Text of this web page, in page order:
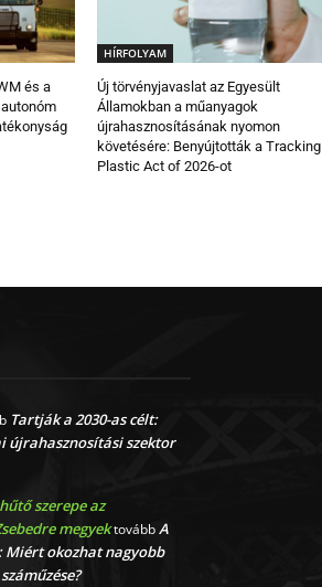
és a
HÍRFOLYAM
Új törvényjavaslat az Egyesült
Államokban a műanyagok
újrahasznosításának nyomon
követésére: Benyújtották a Tracking
Plastic Act of 2026-ot
Tartják a 2030-as célt:
újrahasznosítási szektor
szerepe az
megyektovábbA
Miért okozhat nagyobb